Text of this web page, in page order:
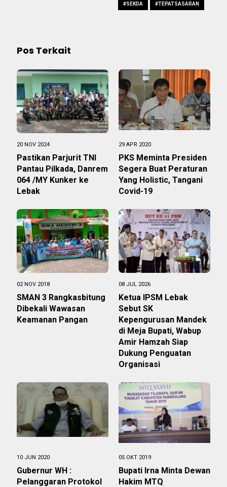
#SEKDA #TEPATSASARAN
Pos Terkait
20 NOV 2024
Pastikan Parjurit TNI
Pantau Pilkada, Danrem
064 /MY Kunker ke
Lebak
29 APR 2020
PKS Meminta Presiden
Segera Buat Peraturan
Yang Holistic, Tangani
Covid-19
02 NOV 2018
SMAN 3 Rangkasbitung
Dibekali Wawasan
Keamanan Pangan
08 JUL 2026
Ketua IPSM Lebak
Sebut SK
Kepengurusan Mandek
di Meja Bupati, Wabup
Amir Hamzah Siap
Dukung Penguatan
Organisasi
10 JUN 2020
Gubernur WH :
Pelanggaran Protokol
05 OKT 2019
Bupati Irna Minta Dewan
Hakim MTQ